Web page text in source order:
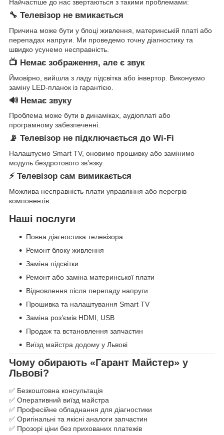
Найчастіше до нас звертаються з такими проблемами:
🔧 Телевізор не вмикається
Причина може бути у блоці живлення, материнській платі або
перепадах напруги. Ми проведемо точну діагностику та
швидко усунемо несправність.
📺 Немає зображення, але є звук
Ймовірно, вийшла з ладу підсвітка або інвертор. Виконуємо
заміну LED-планок із гарантією.
🔊 Немає звуку
Проблема може бути в динаміках, аудіоплаті або
програмному забезпеченні.
📡 Телевізор не підключається до Wi-Fi
Налаштуємо Smart TV, оновимо прошивку або замінимо
модуль бездротового зв’язку.
⚡ Телевізор сам вимикається
Можлива несправність плати управління або перегрів
компонентів.
Наші послуги
Повна діагностика телевізора
Ремонт блоку живлення
Заміна підсвітки
Ремонт або заміна материнської плати
Відновлення після перепаду напруги
Прошивка та налаштування Smart TV
Заміна роз’ємів HDMI, USB
Продаж та встановлення запчастин
Виїзд майстра додому у Львові
Чому обирають «Гарант Майстер» у
Львові?
✅ Безкоштовна консультація
✅ Оперативний виїзд майстра
✅ Професійне обладнання для діагностики
✅ Оригінальні та якісні аналоги запчастин
✅ Прозорі ціни без прихованих платежів